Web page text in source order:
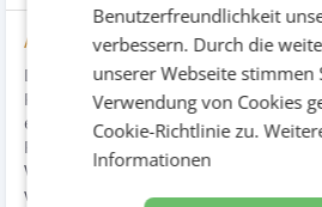
Aufgabenstellung
Dr. Böhm® steht für hohe Qualität und
Pflanzen und Mineralstoffen, die
ernährungswissenschaftlichen
Produkte werden ausschließlich über
Viele starke Einzelprodukte werden
vertrieben. REICHLUNDPARTNER
Benutzerfreundlichkeit
verbessern. Durch die
unserer Webseite stimmen
Verwendung von Cookies
Cookie-Richtlinie zu.
Informationen